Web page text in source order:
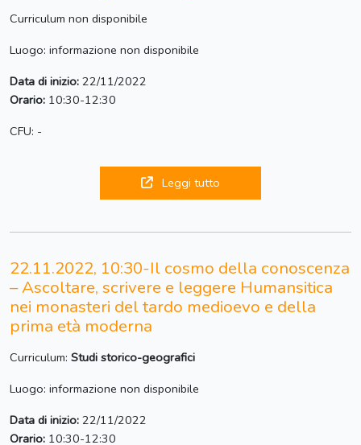
Curriculum non disponibile
Luogo: informazione non disponibile
Data di inizio: 22/11/2022
Orario: 10:30-12:30
CFU: -
Leggi tutto
22.11.2022, 10:30-Il cosmo della conoscenza
– Ascoltare, scrivere e leggere Humansitica
nei monasteri del tardo medioevo e della
prima età moderna
Curriculum: Studi storico-geografici
Luogo: informazione non disponibile
Data di inizio: 22/11/2022
Orario: 10:30-12:30